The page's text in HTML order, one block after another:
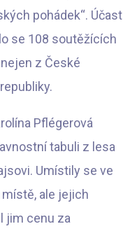
pohádek“. Účast
se 108 soutěžících
z České
Pflégerová
tabuli z lesa
Umístily se ve
ale jejich
jim cenu za